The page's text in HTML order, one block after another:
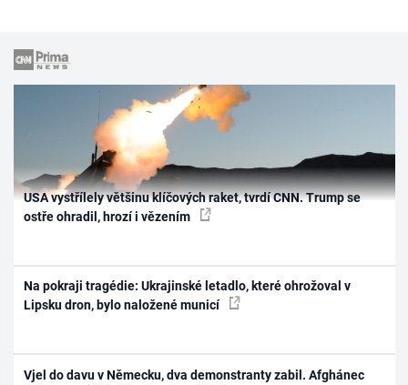
USA vystřílely většinu klíčových raket, tvrdí CNN. Trump se
ostře ohradil, hrozí i vězením
Na pokraji tragédie: Ukrajinské letadlo, které ohrožoval v
Lipsku dron, bylo naložené municí
Vjel do davu v Německu, dva demonstranty zabil. Afghánec